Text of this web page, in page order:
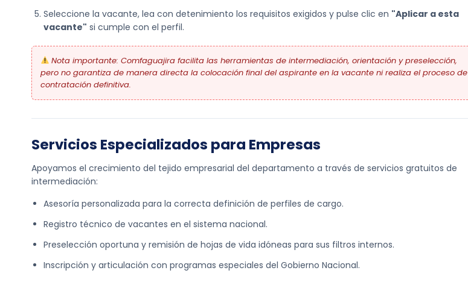
Seleccione la vacante, lea con detenimiento los requisitos exigidos y pulse clic en "Aplicar a esta
vacante" si cumple con el perfil.
Nota importante: Comfaguajira facilita las herramientas de intermediación, orientación y preselección,
pero no garantiza de manera directa la colocación final del aspirante en la vacante ni realiza el proceso de
contratación definitiva.
Servicios Especializados para Empresas
Apoyamos el crecimiento del tejido empresarial del departamento a través de servicios gratuitos de
intermediación:
Asesoría personalizada para la correcta definición de perfiles de cargo.
Registro técnico de vacantes en el sistema nacional.
Preselección oportuna y remisión de hojas de vida idóneas para sus filtros internos.
Inscripción y articulación con programas especiales del Gobierno Nacional.